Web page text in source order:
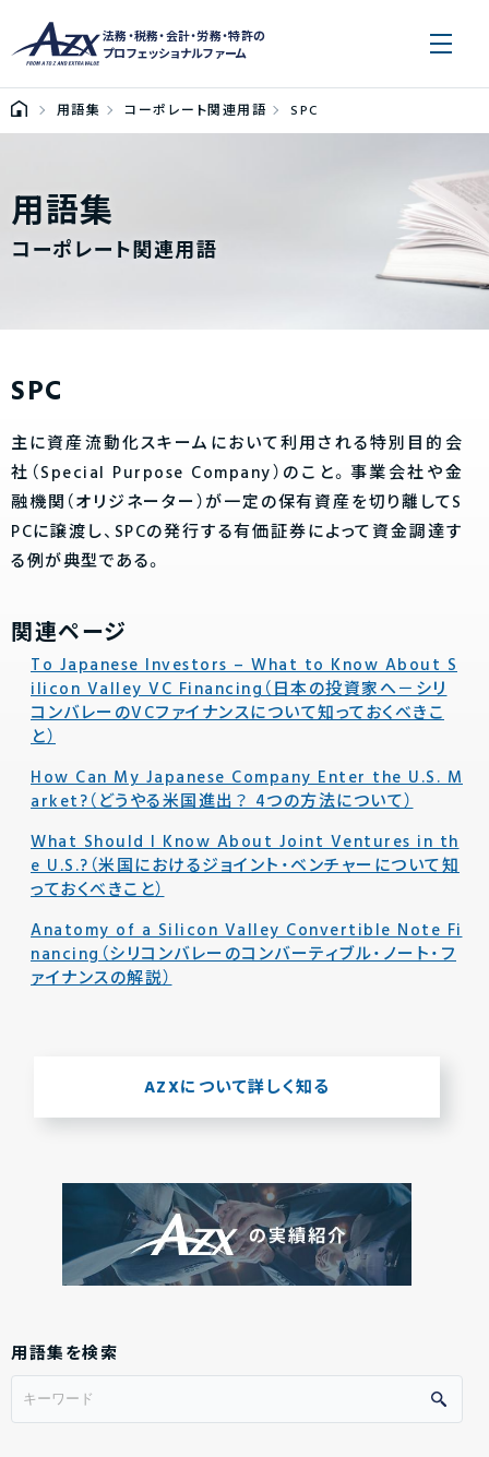
法務・税務・会計・労務・特許の
プロフェッショナルファーム
用語集 コーポレート関連用語 SPC
用語集
コーポレート関連用語
SPC
主に資産流動化スキームにおいて利用される特別目的会
社（Special Purpose Company）のこと。事業会社や金
融機関（オリジネーター）が一定の保有資産を切り離してS
PCに譲渡し、SPCの発行する有価証券によって資金調達す
る例が典型である。
関連ページ
To Japanese Investors – What to Know About S
ilicon Valley VC Financing（日本の投資家へ－シリ
コンバレーのVCファイナンスについて知っておくべきこ
と）
How Can My Japanese Company Enter the U.S. M
arket?（どうやる米国進出？ 4つの方法について）
What Should I Know About Joint Ventures in th
e U.S.?（米国におけるジョイント・ベンチャーについて知
っておくべきこと）
Anatomy of a Silicon Valley Convertible Note Fi
nancing（シリコンバレーのコンバーティブル・ノート・フ
ァイナンスの解説）
AZXについて詳しく知る
用語集を検索